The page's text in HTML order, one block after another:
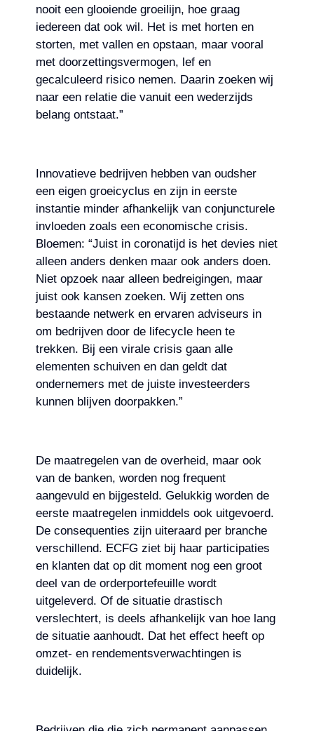
nooit een glooiende groeilijn, hoe graag
iedereen dat ook wil. Het is met horten en
storten, met vallen en opstaan, maar vooral
met doorzettingsvermogen, lef en
gecalculeerd risico nemen. Daarin zoeken wij
naar een relatie die vanuit een wederzijds
belang ontstaat.”
Innovatieve bedrijven hebben van oudsher
een eigen groeicyclus en zijn in eerste
instantie minder afhankelijk van conjuncturele
invloeden zoals een economische crisis.
Bloemen: “Juist in coronatijd is het devies niet
alleen anders denken maar ook anders doen.
Niet opzoek naar alleen bedreigingen, maar
juist ook kansen zoeken. Wij zetten ons
bestaande netwerk en ervaren adviseurs in
om bedrijven door de lifecycle heen te
trekken. Bij een virale crisis gaan alle
elementen schuiven en dan geldt dat
ondernemers met de juiste investeerders
kunnen blijven doorpakken.”
De maatregelen van de overheid, maar ook
van de banken, worden nog frequent
aangevuld en bijgesteld. Gelukkig worden de
eerste maatregelen inmiddels ook uitgevoerd.
De consequenties zijn uiteraard per branche
verschillend. ECFG ziet bij haar participaties
en klanten dat op dit moment nog een groot
deel van de orderportefeuille wordt
uitgeleverd. Of de situatie drastisch
verslechtert, is deels afhankelijk van hoe lang
de situatie aanhoudt. Dat het effect heeft op
omzet- en rendementsverwachtingen is
duidelijk.